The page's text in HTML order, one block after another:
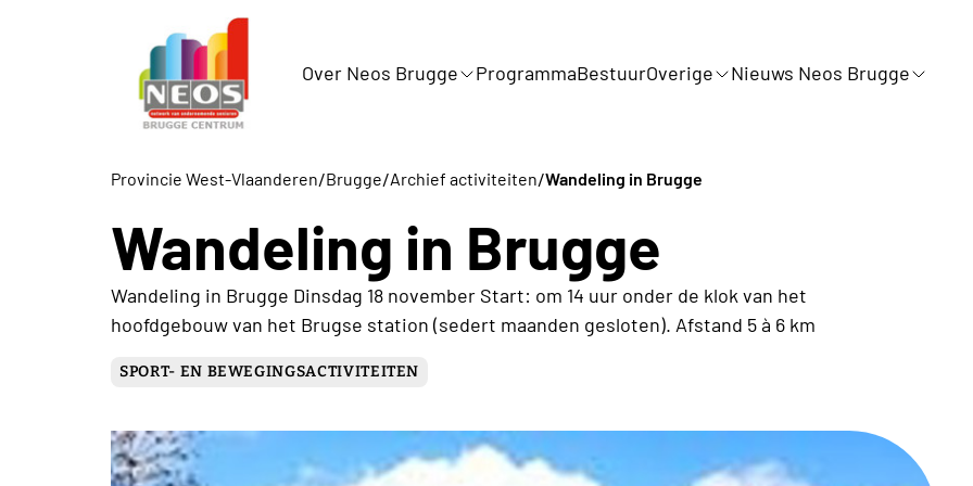
Over Neos Brugge ProgrammaBestuurOverige Nieuws Neos Brugge
Provincie West-Vlaanderen/Brugge/Archief activiteiten/Wandeling in Brugge
Wandeling in Brugge
Wandeling in Brugge Dinsdag 18 november Start: om 14 uur onder de klok van het
hoofdgebouw van het Brugse station (sedert maanden gesloten). Afstand 5 à 6 km
SPORT- EN BEWEGINGSACTIVITEITEN